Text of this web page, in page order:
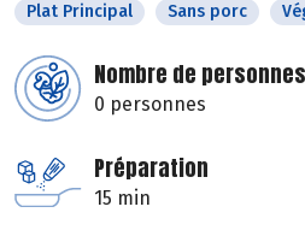
Plat Principal Sans porc
Nombre de personnes
0 personnes
Préparation
15 min